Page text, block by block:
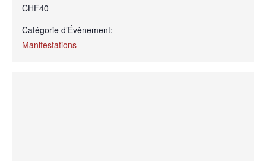
CHF40
Catégorie d’Évènement:
Manifestations